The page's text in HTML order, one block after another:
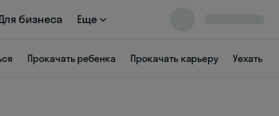
бизнеса Еще
Прокачать ребенка Прокачать карьеру Уехать